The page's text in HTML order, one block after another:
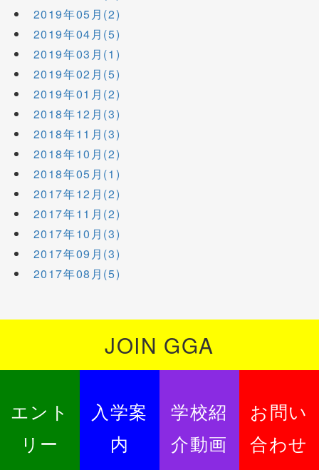
2019年05月(2)
2019年04月(5)
2019年03月(1)
2019年02月(5)
2019年01月(2)
2018年12月(3)
2018年11月(3)
2018年10月(2)
2018年05月(1)
2017年12月(2)
2017年11月(2)
2017年10月(3)
2017年09月(3)
2017年08月(5)
JOIN GGA
エント
リー
入学案
内
学校紹
介動画
お問い
合わせ